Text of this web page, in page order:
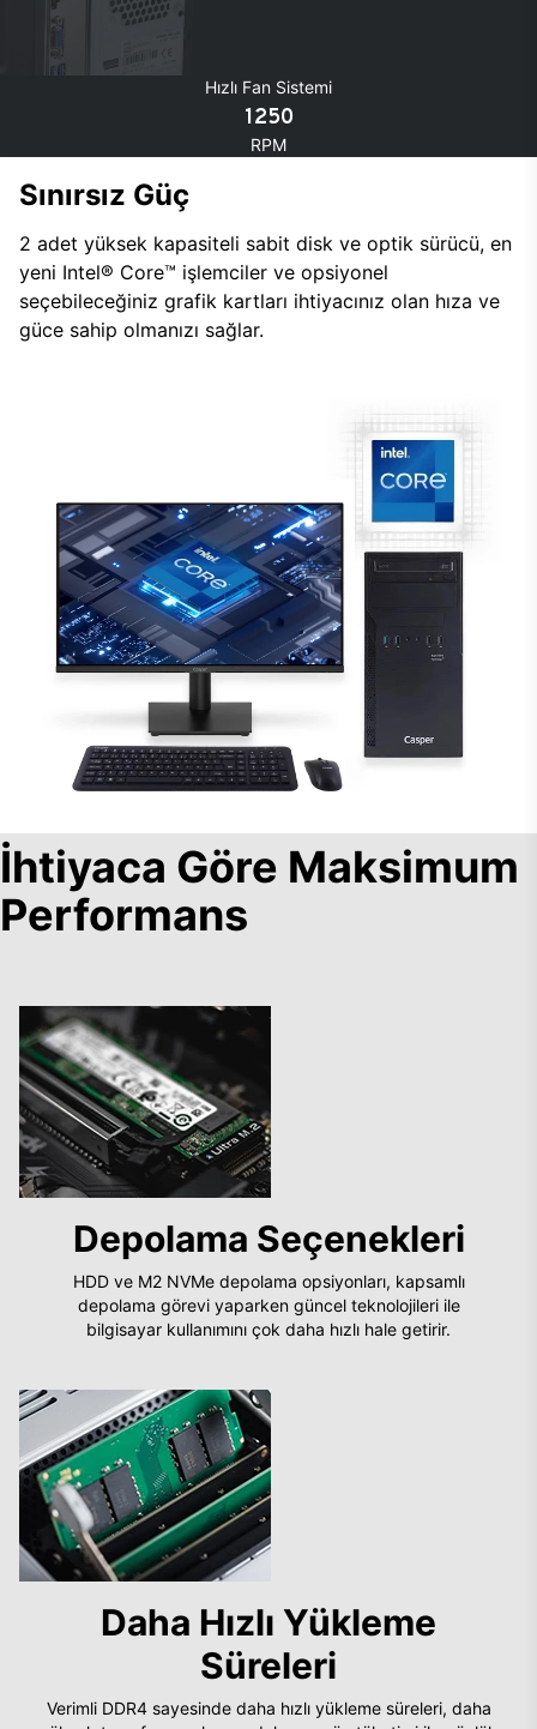
Hızlı Fan Sistemi
1250
RPM
Sınırsız Güç
2 adet yüksek kapasiteli sabit disk ve optik sürücü, en
yeni Intel® Core™ işlemciler ve opsiyonel
seçebileceğiniz grafik kartları ihtiyacınız olan hıza ve
güce sahip olmanızı sağlar.
İhtiyaca Göre Maksimum
Performans
Depolama Seçenekleri
HDD ve M2 NVMe depolama opsiyonları, kapsamlı
depolama görevi yaparken güncel teknolojileri ile
bilgisayar kullanımını çok daha hızlı hale getirir.
Daha Hızlı Yükleme
Süreleri
Verimli DDR4 sayesinde daha hızlı yükleme süreleri, daha